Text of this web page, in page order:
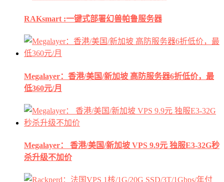
RAKsmart :一键式部署幻兽帕鲁服务器
Megalayer：香港/美国/新加坡 高防服务器6折低价，最
低360元/月
Megalayer： 香港/美国/新加坡 VPS 9.9元 独服E3-32G秒
杀升级不加价